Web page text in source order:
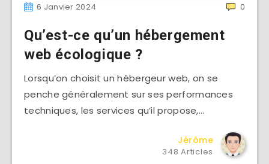
6 Janvier 2024 0
Qu’est-ce qu’un hébergement
web écologique ?
Lorsqu’on choisit un hébergeur web, on se
penche généralement sur ses performances
techniques, les services qu’il propose,…
Jérôme
348 Articles